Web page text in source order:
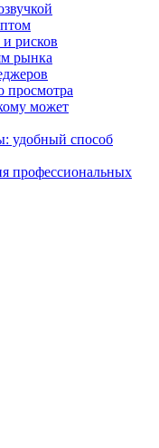
рисков
рынка
просмотра
может
удобный способ
профессиональных